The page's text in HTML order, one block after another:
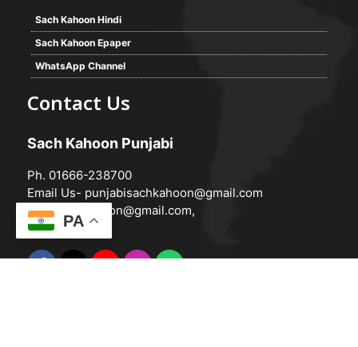
Sach Kahoon Hindi
Sach Kahoon Epaper
WhatsApp Channel
Contact Us
Sach Kahoon Punjabi
Ph. 01666-238700
Email Us- punjabisachkahoon@gmail.com
hindisachkahoon@gmail.com,
PA